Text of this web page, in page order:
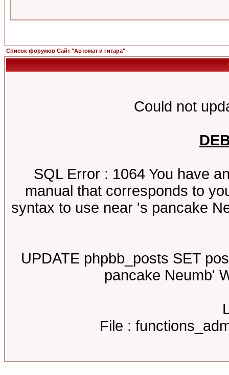
Список форумов Сайт "Автомат и гитара"
Could not
SQL Error : 1064 You have
manual that corresponds to
syntax to use near 's pancake
UPDATE phpbb_posts SET
pancake Neumb'
File :